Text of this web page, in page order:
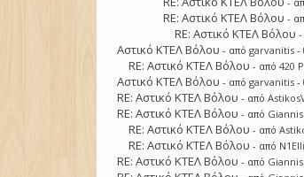
RE: Αστικό ΚΤΕΛ Βόλου -
RE: Αστικό ΚΤΕΛ Βόλου
Αστικό ΚΤΕΛ Βόλου - απόgarvanitis -
RE: Αστικό ΚΤΕΛ Βόλου - από420
Αστικό ΚΤΕΛ Βόλου - απόgarvanitis -
RE: Αστικό ΚΤΕΛ Βόλου - από
RE: Αστικό ΚΤΕΛ Βόλου - από Giannis
RE: Αστικό ΚΤΕΛ Βόλου - από
RE: Αστικό ΚΤΕΛ Βόλου - από
RE: Αστικό ΚΤΕΛ Βόλου - από Giannis